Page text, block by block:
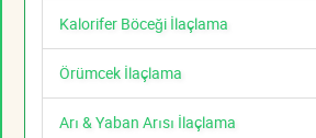
Kalorifer Böceği İlaçlama
Örümcek İlaçlama
Arı & Yaban Arısı İlaçlama